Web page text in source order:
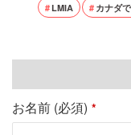
LMIA カナダ
お名前 (必須) *